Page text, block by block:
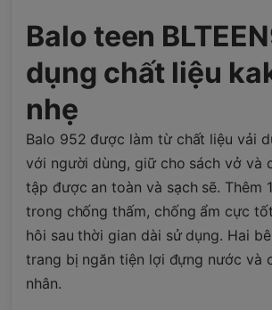
Balo teen
dụng chất liệu
nhẹ
Balo 952 được làm từ chất liệu vải
với người dùng, giữ cho sách vở và
tập được an toàn và sạch sẽ. Thêm
trong chống thấm, chống ẩm cực
hôi sau thời gian dài sử dụng. Hai
trang bị ngăn tiện lợi đựng nước và
nhân.